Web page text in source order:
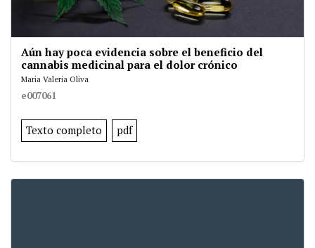
Aún hay poca evidencia sobre el beneficio del
cannabis medicinal para el dolor crónico
Maria Valeria Oliva
e007061
Texto completo pdf